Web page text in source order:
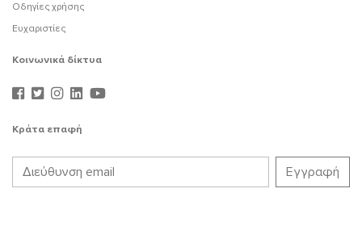
Οδηγίες χρήσης
Ευχαριστίες
Κοινωνικά δίκτυα
Κράτα επαφή